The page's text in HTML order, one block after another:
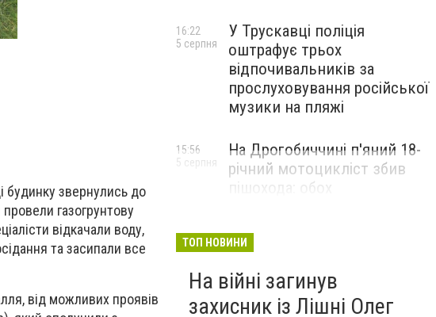
ФОТО УКРНАФТА
будинку звернулись до
газогрунтову
відкачали воду,
та засипали все
від можливих проявів
У Трускавці поліція
оштрафує трьох
відпочивальників за
прослуховування російської
музики на пляжі
16:22
5 серпня
На Дрогобиччині п'яний 18-
річний мотоцикліст збив
пішохода: обох
15:56
5 серпня
ТОП НОВИНИ
На війні загинув
захисник із Лішні Олег